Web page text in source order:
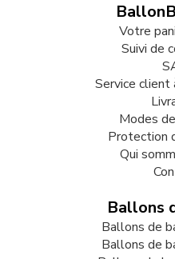
Votre
Suivi de
Service
Modes
Protection
Qui
Ballons
Ballons de
Ballons de